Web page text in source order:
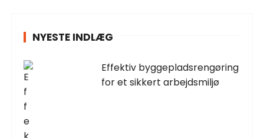
NYESTE INDLÆG
Effektiv byggepladsrengøring
for et sikkert arbejdsmiljø